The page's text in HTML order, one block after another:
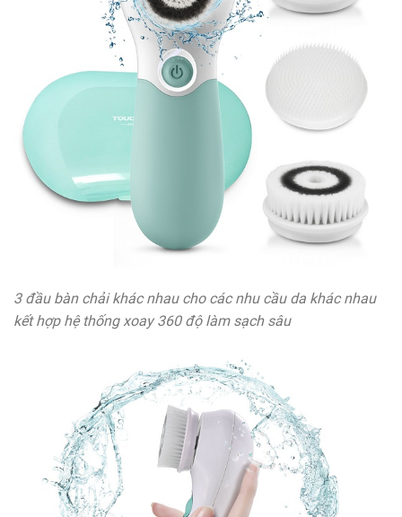
3 đầu bàn chải khác nhau cho các nhu cầu da khác nhau
kết hợp hệ thống xoay 360 độ làm sạch sâu